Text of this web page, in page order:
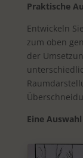
Praktische
Entwickeln
zum oben
der
Eine